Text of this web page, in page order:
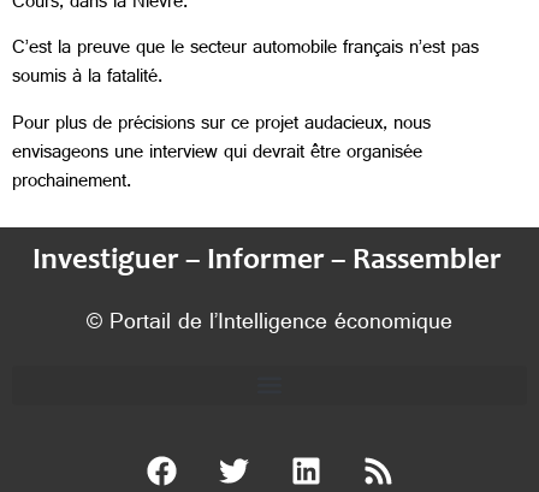
C’est la preuve que le secteur automobile français n’est pas
soumis à la fatalité.
Pour plus de précisions sur ce projet audacieux, nous
envisageons une interview qui devrait être organisée
prochainement.
Investiguer – Informer – Rassembler
© Portail de l’Intelligence économique